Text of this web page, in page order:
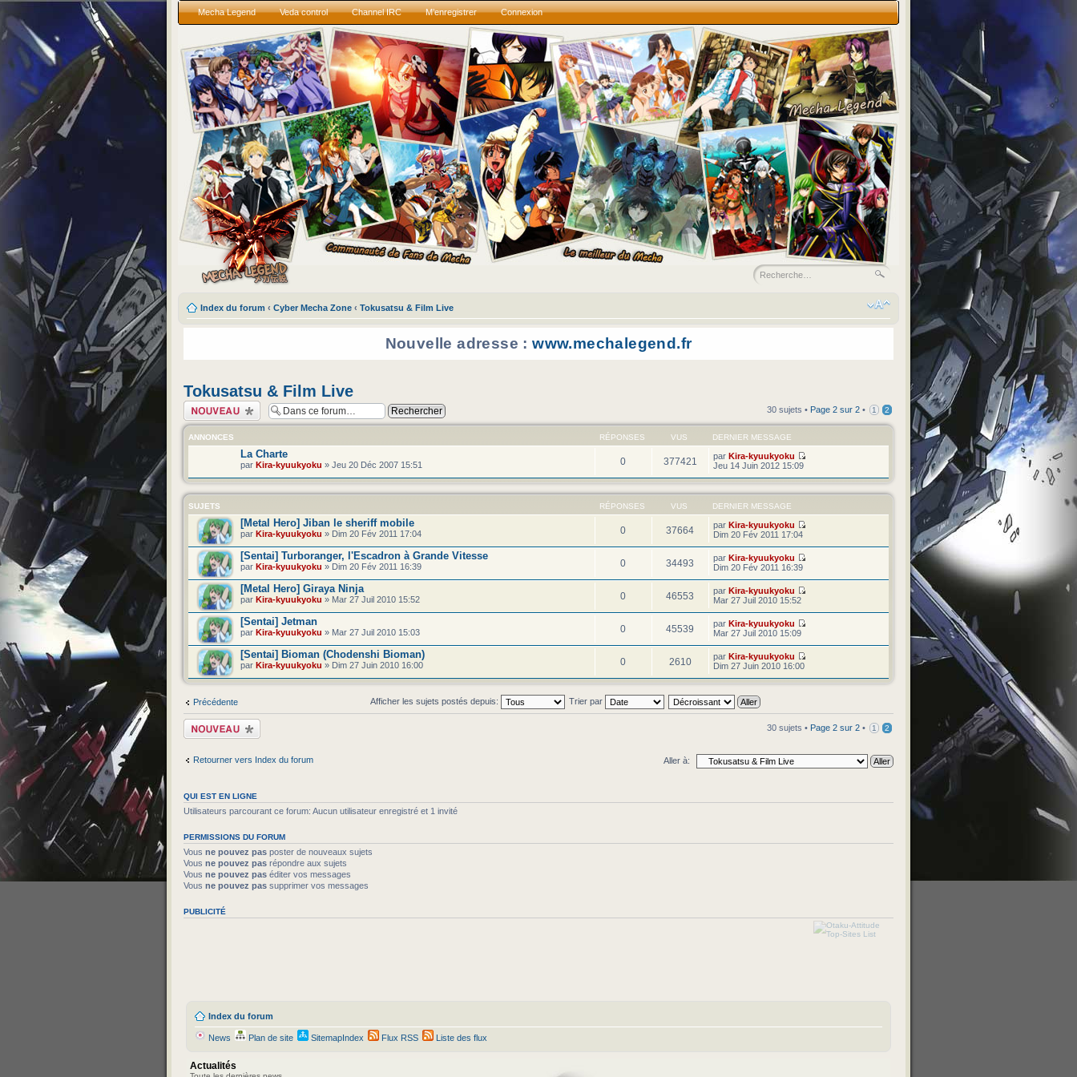
Mecha Legend Veda control Channel IRC M’enregistrer Connexion
Index du forum ‹ Cyber Mecha Zone ‹ Tokusatsu & Film Live
Nouvelle adresse :www.mechalegend.fr
Tokusatsu & Film Live
Écrire un nouveau
sujet
30 sujets • Page 2 sur 2 • 1 2
ANNONCES RÉPONSES VUS DERNIER MESSAGE
La Charte
par Kira-kyuukyoku » Jeu 20 Déc 2007 15:51 0 377421 par Kira-kyuukyoku
Jeu 14 Juin 2012 15:09
SUJETS RÉPONSES VUS DERNIER MESSAGE
[Metal Hero] Jiban le sheriff mobile
par Kira-kyuukyoku » Dim 20 Fév 2011 17:04 0 37664 par Kira-kyuukyoku
Dim 20 Fév 2011 17:04
[Sentai] Turboranger, l'Escadron à Grande Vitesse
par Kira-kyuukyoku » Dim 20 Fév 2011 16:39 0 34493 par Kira-kyuukyoku
Dim 20 Fév 2011 16:39
[Metal Hero] Giraya Ninja
par Kira-kyuukyoku » Mar 27 Juil 2010 15:52 0 46553 par Kira-kyuukyoku
Mar 27 Juil 2010 15:52
[Sentai] Jetman
par Kira-kyuukyoku » Mar 27 Juil 2010 15:03 0 45539 par Kira-kyuukyoku
Mar 27 Juil 2010 15:09
[Sentai] Bioman (Chodenshi Bioman)
par Kira-kyuukyoku » Dim 27 Juin 2010 16:00 0 2610 par Kira-kyuukyoku
Dim 27 Juin 2010 16:00
Précédente Afficher les sujets postés depuis: Trier par
Écrire un nouveau
sujet
30 sujets • Page 2 sur 2 • 1 2
Retourner vers Index du forum Aller à:
QUI EST EN LIGNE
Utilisateurs parcourant ce forum: Aucun utilisateur enregistré et 1 invité
PERMISSIONS DU FORUM
Vous ne pouvez pas poster de nouveaux sujets
Vous ne pouvez pas répondre aux sujets
Vous ne pouvez pas éditer vos messages
Vous ne pouvez pas supprimer vos messages
PUBLICITÉ
Index du forum
News Plan de site SitemapIndex Flux RSS Liste des flux
Actualités